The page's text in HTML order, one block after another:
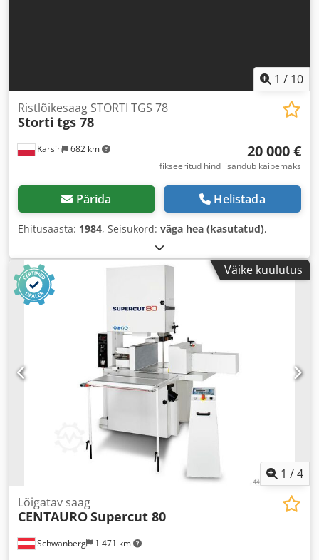
1 / 10
Karsin 682 km
Ristlõikesaag STORTI TGS 78
Storti tgs 78
20 000 €
fikseeritud hind lisandub käibemaks
Pärida Helistada
Ehitusaasta: 1984, Seisukord: väga hea (kasutatud),
Väike kuulutus
1 /4
Schwanberg 1 471 km
Lõigatav saag
CENTAUROSupercut 80